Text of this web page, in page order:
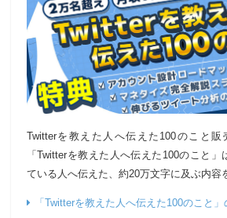
Twitterを教えた人へ伝えた100のこと
「Twitterを教えた人へ伝えた100のこと」
ている人へ伝えた、約20万文字に及ぶ内
「Twitterを教えた人へ伝えた100のこと